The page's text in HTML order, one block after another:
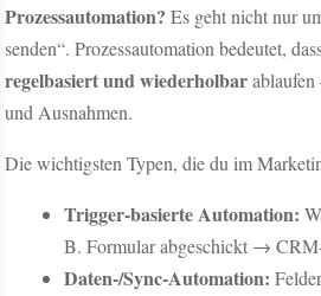
Prozessautomation? Es geht nicht nur
senden“. Prozessautomation bedeutet,
regelbasiert und wiederholbar
und Ausnahmen.
Die wichtigsten Typen, die du im
Trigger-basierte Automation:
B. Formular abgeschickt →
Daten-/Sync-Automation: